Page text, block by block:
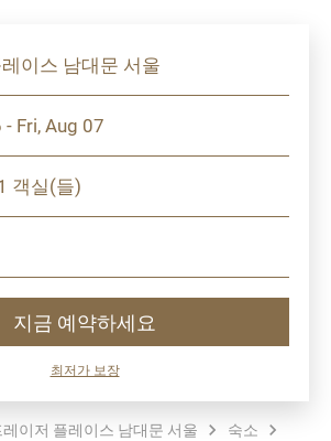
이스 남대문 서울
Fri, Aug 07
객실(들)
지금 예약하세요
최저가 보장
레이저 플레이스 남대문 서울
숙소